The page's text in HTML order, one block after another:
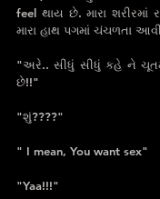
feel થાય છે. મારા શરીરમાં
મારા હાથ પગમાં ચંચળતા
"અરે.. સીધું સીધું કહે ને
છે!!"
"શું????"
" I mean, You want sex"
"Yaa!!!"